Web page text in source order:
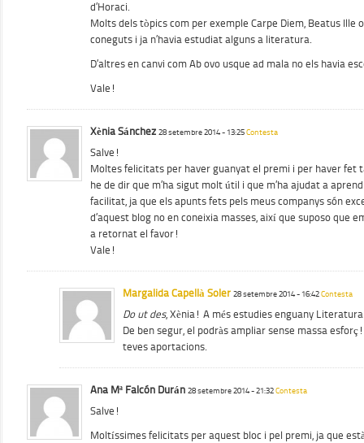
d’Horaci.
Molts dels tòpics com per exemple Carpe Diem, Beatus Ille
coneguts i ja n’havia estudiat alguns a literatura.
D’altres en canvi com Ab ovo usque ad mala no els havia
Vale!
Xènia Sánchez 28 setembre 2014 - 13:25Contesta
Salve!
Moltes felicitats per haver guanyat el premi i per haver fet
he de dir que m’ha sigut molt útil i que m’ha ajudat a
facilitat, ja que els apunts fets pels meus companys són
d’aquest blog no en coneixia masses, així que suposo que
a retornat el favor!
Vale!
Margalida Capellà Soler 28 setembre 2014 - 16:42Contesta
Do ut des, Xènia! A més estudies enguany
De ben segur, el podràs ampliar sense massa
teves aportacions.
Ana Mª Falcón Durán 28 setembre 2014 - 21:32Contesta
Salve!
Moltíssimes felicitats per aquest bloc i pel premi, ja que